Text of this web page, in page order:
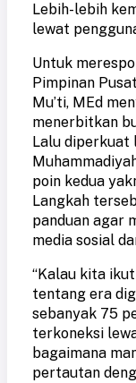
Lebih-lebih
lewat
Untuk
Pimpinan
Mu’ti, MEd
menerbitkan
Lalu diperkuat
poin kedua
Langkah
panduan agar
media sosial
“Kalau kita
tentang era
sebanyak 75
terkoneksi
bagaimana
pertautan